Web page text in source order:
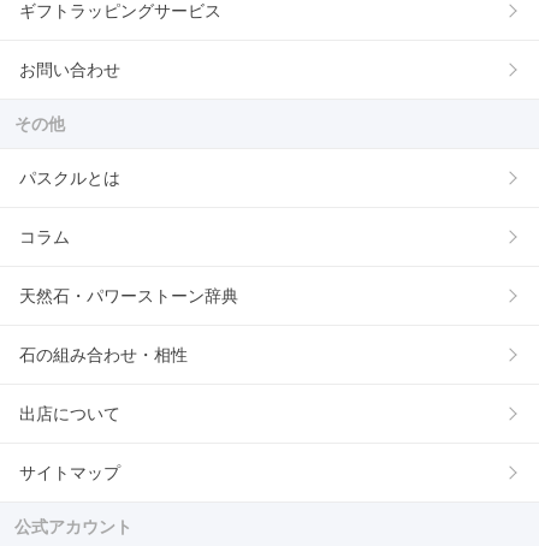
ギフトラッピングサービス
お問い合わせ
その他
パスクルとは
コラム
天然石・パワーストーン辞典
石の組み合わせ・相性
出店について
サイトマップ
公式アカウント